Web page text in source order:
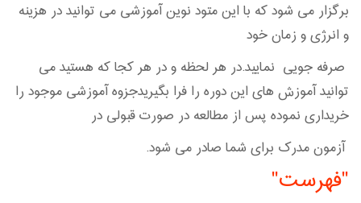
برگزار می شود که با این متود نوین آموزشی می توانید در هزینه
و انرژی و زمان خود
صرفه جویی نمایید.در هر لحظه و در هر کجا که هستید می
توانید آموزش های این دوره را فرا بگیریدجزوه آموزشی موجود را
خریداری نموده پس از مطالعه در صورت قبولی در
آزمون مدرک برای شما صادر می شود.
"فهرست"